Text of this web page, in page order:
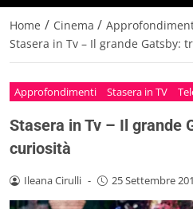
Home / Cinema /
Stasera in Tv – Il grande Gatsby:
Approfondimenti Stasera in TV
Stasera in Tv – Il grande
curiosità
Ileana Cirulli - 25 Settembre